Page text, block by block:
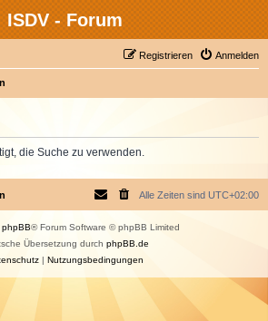
ISDV - Forum
Anmelden
Registrieren
die Suche zu verwenden.
Alle Zeiten sind UTC+02:00
phpBB® Forum Software © phpBB Limited
Übersetzung durch phpBB.de
| Nutzungsbedingungen